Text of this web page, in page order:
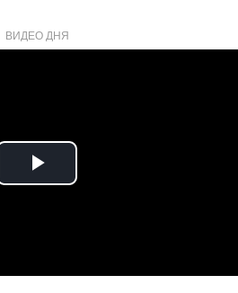
ВИДЕО ДНЯ
Play